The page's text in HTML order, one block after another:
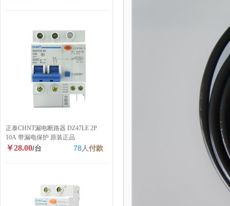
正泰CHNT漏电断路器 DZ47LE 2P
10A 带漏电保护 原装正品
￥28.00/台 78 人付款